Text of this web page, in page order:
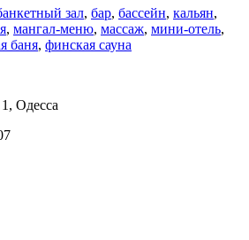
зал, бар, бассейн, кальян,
, мангал-меню, массаж, мини-отель,
баня, финская сауна
Одесса